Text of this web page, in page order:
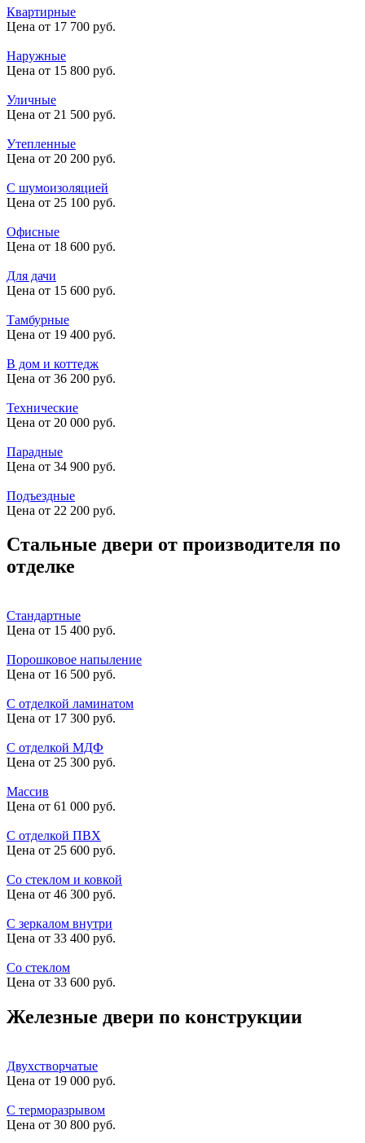
Квартирные
Цена от 17 700 руб.
Наружные
Цена от 15 800 руб.
Уличные
Цена от 21 500 руб.
Утепленные
Цена от 20 200 руб.
С шумоизоляцией
Цена от 25 100 руб.
Офисные
Цена от 18 600 руб.
Для дачи
Цена от 15 600 руб.
Тамбурные
Цена от 19 400 руб.
В дом и коттедж
Цена от 36 200 руб.
Технические
Цена от 20 000 руб.
Парадные
Цена от 34 900 руб.
Подъездные
Цена от 22 200 руб.
Стальные двери от производителя по
отделке
Стандартные
Цена от 15 400 руб.
Порошковое напыление
Цена от 16 500 руб.
С отделкой ламинатом
Цена от 17 300 руб.
С отделкой МДФ
Цена от 25 300 руб.
Массив
Цена от 61 000 руб.
С отделкой ПВХ
Цена от 25 600 руб.
Со стеклом и ковкой
Цена от 46 300 руб.
С зеркалом внутри
Цена от 33 400 руб.
Со стеклом
Цена от 33 600 руб.
Железные двери по конструкции
Двухстворчатые
Цена от 19 000 руб.
С терморазрывом
Цена от 30 800 руб.